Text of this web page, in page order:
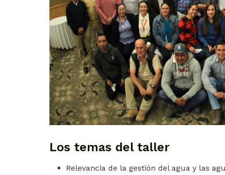
Los temas del taller
Relevancia de la gestión del agua y las